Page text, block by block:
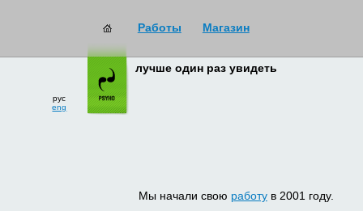
Работы Магазин
рус
eng
лучше один раз увидеть
Мы начали свою работув 2001 году.